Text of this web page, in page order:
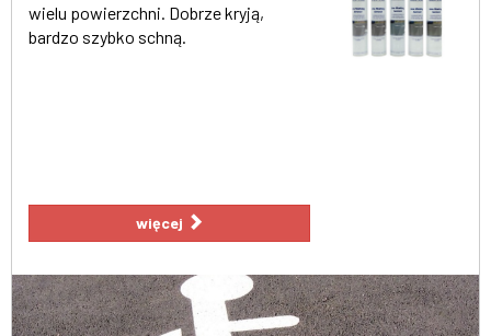
wielu powierzchni. Dobrze kryją,
bardzo szybko schną.
więcej